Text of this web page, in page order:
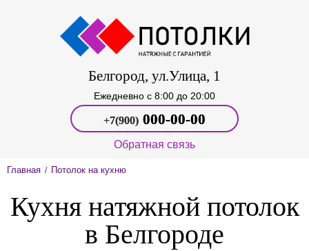
Белгород, ул.Улица, 1
Ежедневно c 8:00 до 20:00
+7(900) 000‑00-00
Обратная связь
Главная / Потолок на кухню
Кухня натяжной потолок
в Белгороде